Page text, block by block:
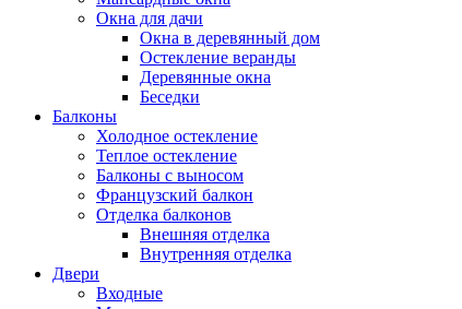
Окна для дачи
Окна в деревянный дом
Остекление веранды
Деревянные окна
Беседки
Балконы
Холодное остекление
Теплое остекление
Балконы с выносом
Французский балкон
Отделка балконов
Внешняя отделка
Внутренняя отделка
Двери
Входные